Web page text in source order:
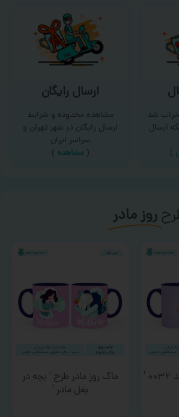
خراب شد
ارسال
)
ارسال رایگان
مشاهده محدوده و شرایط
ارسال رایگان در شهر تهران و
سراسر ایران
(مشاهده )
روز مادر
ماگ روز مادر طرح ‘ بچه در
بغل مادر ‘